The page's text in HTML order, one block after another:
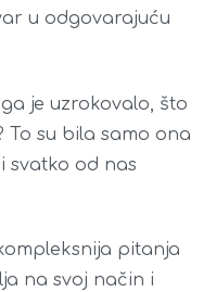
u odgovarajuću
je uzrokovalo, što
su bila samo ona
svatko od nas
pitanja
na svoj način i